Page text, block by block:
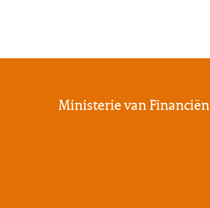
Ministerie van Financiën